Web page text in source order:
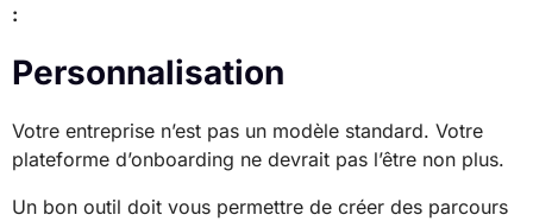
:
Personnalisation
Votre entreprise n’est pas un modèle standard. Votre
plateforme d’onboarding ne devrait pas l’être non plus.
Un bon outil doit vous permettre de créer des parcours